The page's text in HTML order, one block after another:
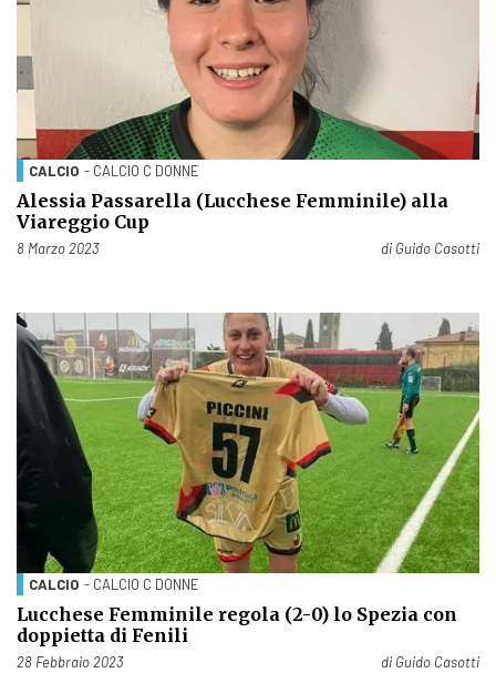
CALCIO - CALCIO C DONNE
Alessia Passarella (Lucchese Femminile) alla
Viareggio Cup
Pubblicato il
8 Marzo 2023 di Guido Casotti
CALCIO - CALCIO C DONNE
Lucchese Femminile regola (2-0) lo Spezia con
doppietta di Fenili
Pubblicato il
28 Febbraio 2023 di Guido Casotti